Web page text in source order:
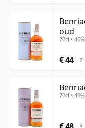
oud
70cl • 46%
€ 44 ?
70cl • 46%
?